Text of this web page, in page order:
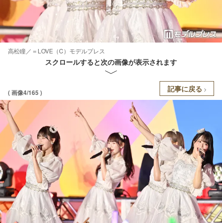
高松瞳／＝LOVE（C）モデルプレス
スクロールすると次の画像が表示されます
( 画像4/165 ) 記事に戻る